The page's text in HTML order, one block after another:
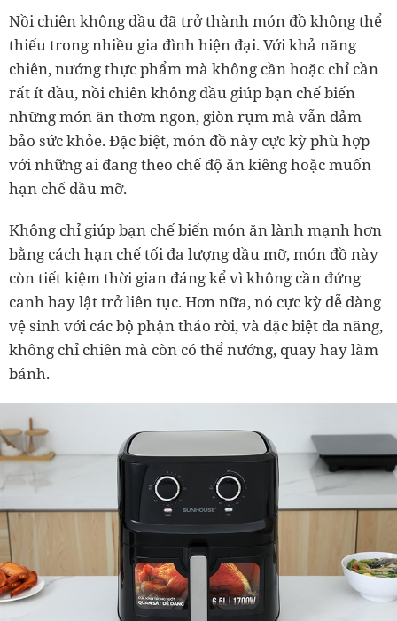
Nồi chiên không dầu đã trở thành món đồ không thể
thiếu trong nhiều gia đình hiện đại. Với khả năng
chiên, nướng thực phẩm mà không cần hoặc chỉ cần
rất ít dầu, nồi chiên không dầu giúp bạn chế biến
những món ăn thơm ngon, giòn rụm mà vẫn đảm
bảo sức khỏe. Đặc biệt, món đồ này cực kỳ phù hợp
với những ai đang theo chế độ ăn kiêng hoặc muốn
hạn chế dầu mỡ.
Không chỉ giúp bạn chế biến món ăn lành mạnh hơn
bằng cách hạn chế tối đa lượng dầu mỡ, món đồ này
còn tiết kiệm thời gian đáng kể vì không cần đứng
canh hay lật trở liên tục. Hơn nữa, nó cực kỳ dễ dàng
vệ sinh với các bộ phận tháo rời, và đặc biệt đa năng,
không chỉ chiên mà còn có thể nướng, quay hay làm
bánh.